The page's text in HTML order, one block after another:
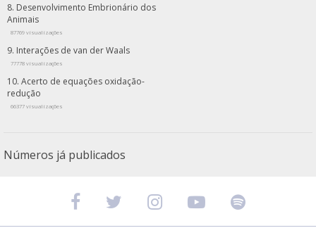
Desenvolvimento Embrionário dos
Animais
87769 visualizações
Interações de van der Waals
77778 visualizações
Acerto de equações oxidação-
redução
66377 visualizações
Números já publicados